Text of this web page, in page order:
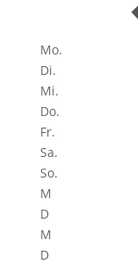
Mo.
Di.
Mi.
Do.
Fr.
Sa.
So.
M
D
M
D